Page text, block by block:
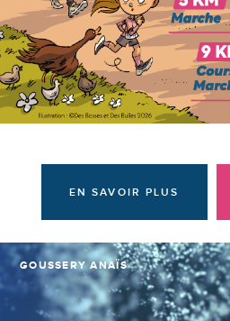
Actualités
Prendre rendez-vous
EN SAVOIR PLUS
GOUSSERY ANAÏS